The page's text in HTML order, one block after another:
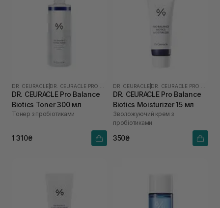
DR. CEURACLE
DR. CEURACLE Pro Balance
Biotics Toner 300 мл
Тонер з пробіотиками
1 310₴
DR. CEURACLE
DR. CEURACLE Pro Balance
Biotics Moisturizer 15 мл
Зволожуючий крем з
пробіотиками
350₴